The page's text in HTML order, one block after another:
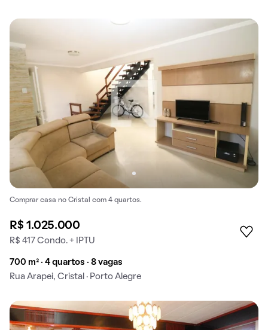
Comprar casa no Cristal com 4 quartos.
R$ 1.025.000
R$ 417 Condo. + IPTU
700 m² · 4 quartos · 8 vagas
Rua Arapei, Cristal · Porto Alegre